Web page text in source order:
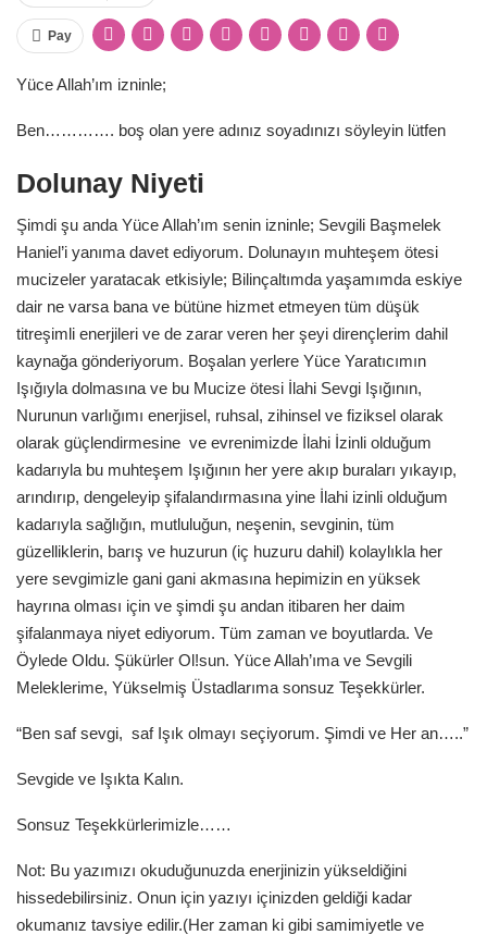
Pay
Yüce Allah’ım izninle;
Ben…………. boş olan yere adınız soyadınızı söyleyin lütfen
Dolunay Niyeti
Şimdi şu anda Yüce Allah’ım senin izninle; Sevgili Başmelek
Haniel’i yanıma davet ediyorum. Dolunayın muhteşem ötesi
mucizeler yaratacak etkisiyle; Bilinçaltımda yaşamımda eskiye
dair ne varsa bana ve bütüne hizmet etmeyen tüm düşük
titreşimli enerjileri ve de zarar veren her şeyi dirençlerim dahil
kaynağa gönderiyorum. Boşalan yerlere Yüce Yaratıcımın
Işığıyla dolmasına ve bu Mucize ötesi İlahi Sevgi Işığının,
Nurunun varlığımı enerjisel, ruhsal, zihinsel ve fiziksel olarak
olarak güçlendirmesine ve evrenimizde İlahi İzinli olduğum
kadarıyla bu muhteşem Işığının her yere akıp buraları yıkayıp,
arındırıp, dengeleyip şifalandırmasına yine İlahi izinli olduğum
kadarıyla sağlığın, mutluluğun, neşenin, sevginin, tüm
güzelliklerin, barış ve huzurun (iç huzuru dahil) kolaylıkla her
yere sevgimizle gani gani akmasına hepimizin en yüksek
hayrına olması için ve şimdi şu andan itibaren her daim
şifalanmaya niyet ediyorum. Tüm zaman ve boyutlarda. Ve
Öylede Oldu. Şükürler Ol!sun. Yüce Allah’ıma ve Sevgili
Meleklerime, Yükselmiş Üstadlarıma sonsuz Teşekkürler.
“Ben saf sevgi, saf Işık olmayı seçiyorum. Şimdi ve Her an…..”
Sevgide ve Işıkta Kalın.
Sonsuz Teşekkürlerimizle……
Not: Bu yazımızı okuduğunuzda enerjinizin yükseldiğini
hissedebilirsiniz. Onun için yazıyı içinizden geldiği kadar
okumanız tavsiye edilir.(Her zaman ki gibi samimiyetle ve